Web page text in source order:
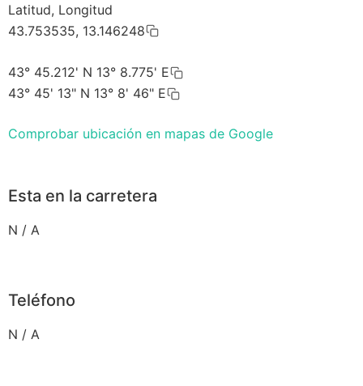
Latitud, Longitud
43.753535, 13.146248
43° 45.212' N 13° 8.775' E
43° 45' 13" N 13° 8' 46" E
Comprobar ubicación en mapas de Google
Esta en la carretera
N / A
Teléfono
N / A